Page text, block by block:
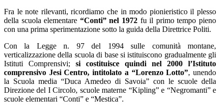
Fra le note rilevanti, ricordiamo che in modo pionieristico il plesso
della scuola elementare “Conti” nel 1972 fu il primo tempo pieno
con una prima sperimentazione sotto la guida della Direttrice Politi.
Con la Legge n. 97 del 1994 sulle comunità montane,
verticalizzazione della scuola di base si istituiscono gradualmente gli
Istituti Comprensivi; si costituisce quindi nel 2000 l’Istituto
comprensivo Jesi Centro, intitolato a “Lorenzo Lotto”, unendo
la Scuola media “Duca Amedeo di Savoia” con le scuole della
Direzione del I Circolo, scuole materne “Kipling” e “Negromanti” e
scuole elementari “Conti” e “Mestica”.